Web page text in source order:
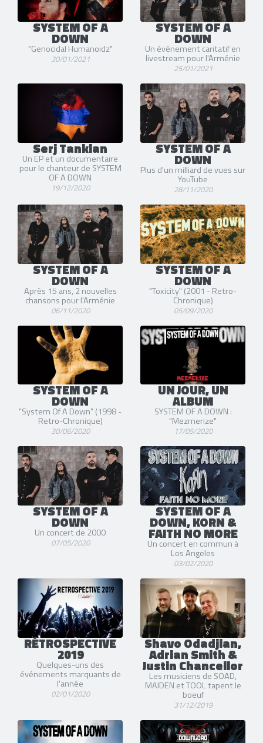
SYSTEM OF A
DOWN
"Genocidal Humanoidz"
30/01/2021
SYSTEM OF A
DOWN
Un événement caritatif en
livestream pour l'Arménie
25/01/2021
Serj Tankian
Un EP et un documentaire
pour le chanteur de SYSTEM
OF A DOWN
19/12/2020
SYSTEM OF A
DOWN
Plus d'un milliard de vues sur
YouTube
28/11/2020
SYSTEM OF A
DOWN
Après 15 ans, 2 nouvelles
chansons pour l'Arménie
06/11/2020
SYSTEM OF A
DOWN
"Toxicity" (2001 - Retro-
Chronique)
05/09/2020
SYSTEM OF A
DOWN
"System Of A Down" (1998 -
Retro-Chronique)
30/06/2020
UN JOUR, UN
ALBUM
SYSTEM OF A DOWN :
"Mezmerize"
17/05/2020
SYSTEM OF A
DOWN
Un concert de 2000
07/05/2020
SYSTEM OF A
DOWN, KORN &
FAITH NO MORE
Un concert en commun à
Los Angeles
03/02/2020
RÉTROSPECTIVE
2019
Quelques-uns des
événements marquants de
l'année
02/01/2020
Shavo Odadjian,
Adrian Smith &
Justin Chancellor
Les musiciens de SOAD,
MAIDEN et TOOL tapent le
boeuf
31/12/2019